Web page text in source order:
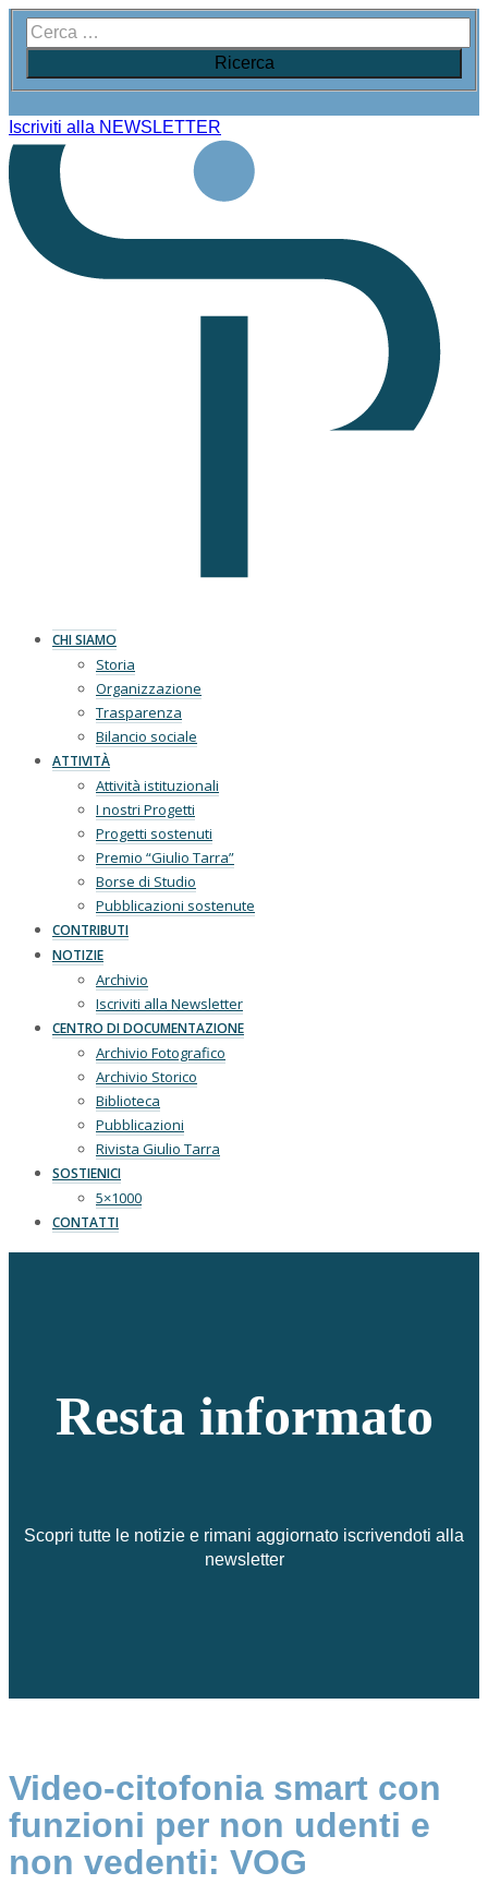
Iscriviti alla NEWSLETTER
CHI SIAMO
Storia
Organizzazione
Trasparenza
Bilancio sociale
ATTIVITÀ
Attività istituzionali
I nostri Progetti
Progetti sostenuti
Premio “Giulio Tarra”
Borse di Studio
Pubblicazioni sostenute
CONTRIBUTI
NOTIZIE
Archivio
Iscriviti alla Newsletter
CENTRO DI DOCUMENTAZIONE
Archivio Fotografico
Archivio Storico
Biblioteca
Pubblicazioni
Rivista Giulio Tarra
SOSTIENICI
5×1000
CONTATTI
Resta informato
Scopri tutte le notizie e rimani aggiornato iscrivendoti alla
newsletter
Video-citofonia smart con
funzioni per non udenti e
non vedenti: VOG